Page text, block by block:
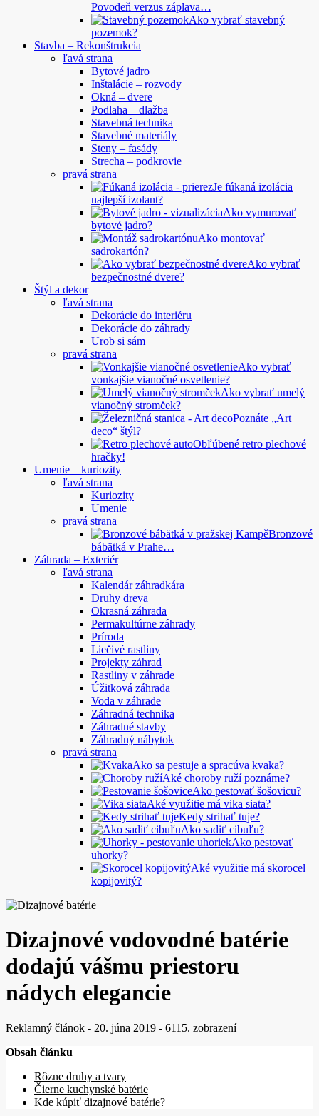
Povodeň verzus záplava…
Ako vybrať stavebný
pozemok?
Stavba – Rekonštrukcia
ľavá strana
Bytové jadro
Inštalácie – rozvody
Okná – dvere
Podlaha – dlažba
Stavebná technika
Stavebné materiály
Steny – fasády
Strecha – podkrovie
pravá strana
Je fúkaná izolácia
najlepší izolant?
Ako vymurovať
bytové jadro?
Ako montovať
sadrokartón?
Ako vybrať
bezpečnostné dvere?
Štýl a dekor
ľavá strana
Dekorácie do interiéru
Dekorácie do záhrady
Urob si sám
pravá strana
Ako vybrať
vonkajšie vianočné osvetlenie?
Ako vybrať umelý
vianočný stromček?
Poznáte „Art
deco“ štýl?
Obľúbené retro plechové
hračky!
Umenie – kuriozity
ľavá strana
Kuriozity
Umenie
pravá strana
Bronzové
bábätká v Prahe…
Záhrada – Exteriér
ľavá strana
Kalendár záhradkára
Druhy dreva
Okrasná záhrada
Permakultúrne záhrady
Príroda
Liečivé rastliny
Projekty záhrad
Rastliny v záhrade
Úžitková záhrada
Voda v záhrade
Záhradná technika
Záhradné stavby
Záhradný nábytok
pravá strana
Ako sa pestuje a spracúva kvaka?
Aké choroby ruží poznáme?
Ako pestovať šošovicu?
Aké využitie má vika siata?
Kedy strihať tuje?
Ako sadiť cibuľu?
Ako pestovať
uhorky?
Aké využitie má skorocel
kopijovitý?
Dizajnové vodovodné batérie
dodajú vášmu priestoru
nádych elegancie
Reklamný článok - 20. júna 2019 - 6115. zobrazení
Obsah článku
Rôzne druhy a tvary
Čierne kuchynské batérie
Kde kúpiť dizajnové batérie?